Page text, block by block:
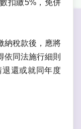
扣繳5%，免併
納稅款後，應將
依同法施行細則
還或就同年度